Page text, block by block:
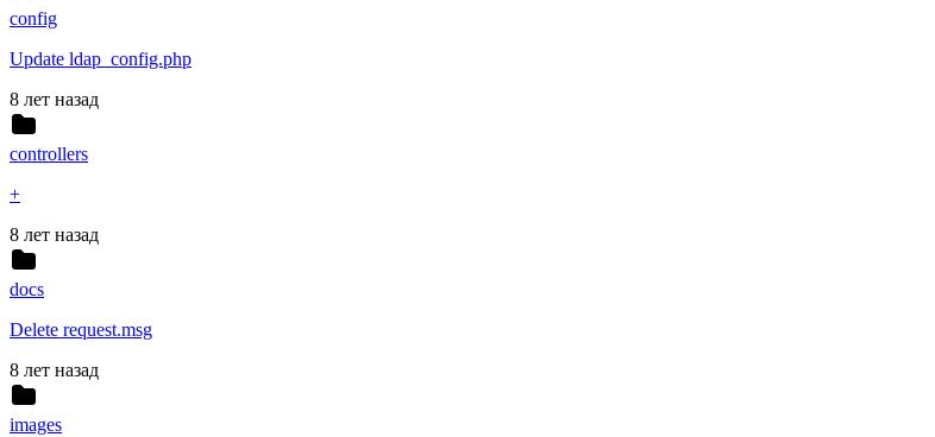
config
Update ldap_config.php
8 лет назад
controllers
+
8 лет назад
docs
Delete request.msg
8 лет назад
images